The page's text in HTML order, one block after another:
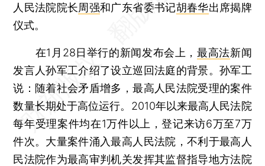
人民法院院长周强和广东省委书记胡春华出席揭牌
仪式。
在1月28日举行的新闻发布会上，最高法新闻
发言人孙军工介绍了设立巡回法庭的背景。孙军工
说：随着社会矛盾增多，最高人民法院受理的案件
数量长期处于高位运行。2010年以来最高人民法院
每年受理案件均在1万件以上，登记来访6万至7万
件次。大量案件涌入最高人民法院，不利于最高人
民法院作为最高审判机关发挥其监督指导地方法院